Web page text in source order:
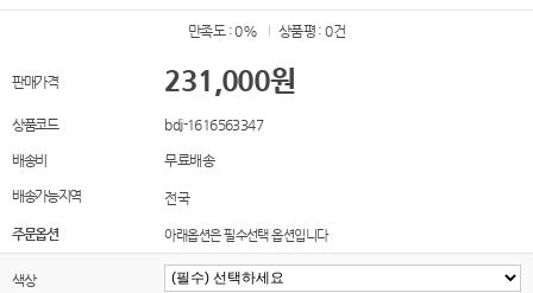
만족도 : 0% 상품평 : 0건
판매가격 231,000원
상품코드 bdj-1616563347
배송비 무료배송
배송가능지역 전국
주문옵션 아래옵션은 필수선택 옵션입니다
색상